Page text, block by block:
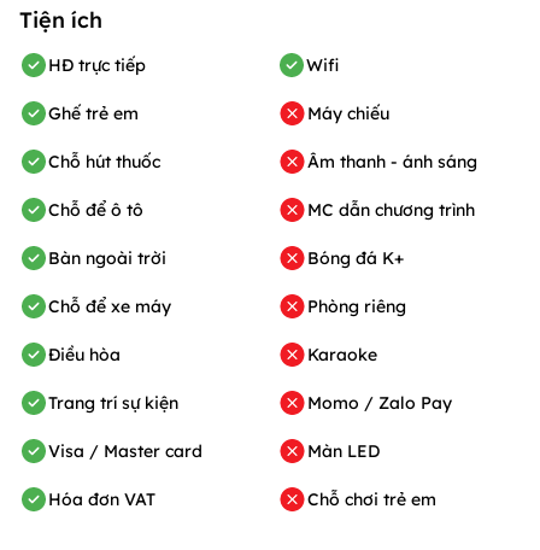
Tiện ích
HĐ trực tiếp
Ghế trẻ em
Chỗ hút thuốc
Chỗ để ô tô
Bàn ngoài trời
Chỗ để xe máy
Điều hòa
Trang trí sự kiện
Visa / Master card
Hóa đơn VAT
Wifi
Máy chiếu
Âm thanh - ánh sáng
MC dẫn chương trình
Bóng đá K+
Phòng riêng
Karaoke
Momo / Zalo Pay
Màn LED
Chỗ chơi trẻ em